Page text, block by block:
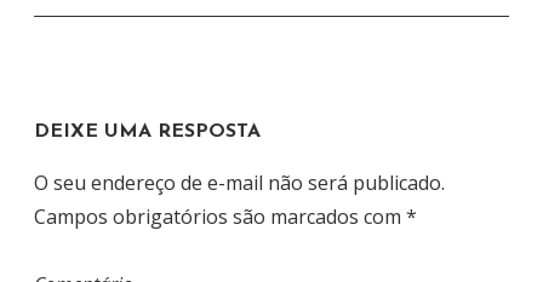
E
P
O
DEIXE UMA RESPOSTA
O seu endereço de e-mail não será publicado.
Campos obrigatórios são marcados com *